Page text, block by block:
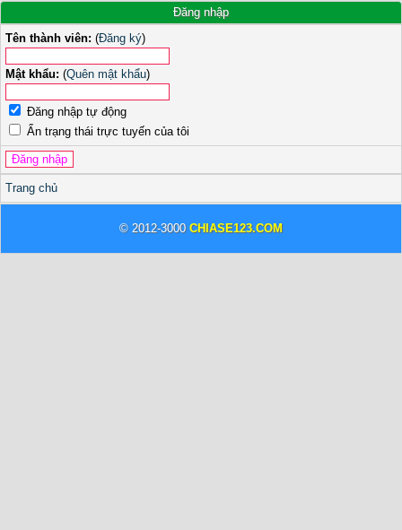
Đăng nhập
Tên thành viên: (Đăng ký)
Mật khẩu: (Quên mật khẩu)
Đăng nhập tự động
Ẩn trạng thái trực tuyến của tôi
Trang chủ
© 2012-3000 CHIASE123.COM